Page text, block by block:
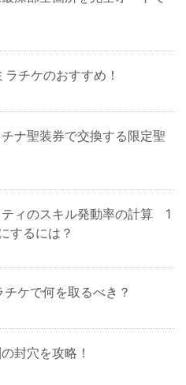
ラチケのおすすめ！
チナ聖装券で交換する限定聖
ティのスキル発動率の計算 1
するには？
チケで何を取るべき？
封穴を攻略！